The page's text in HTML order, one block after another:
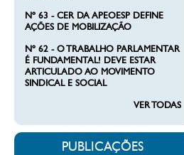
Nº 63 - CER DA APEOESP DEFINE
AÇÕES DE MOBILIZAÇÃO
Nº 62 - O TRABALHO PARLAMENTAR
É FUNDAMENTAL! DEVE ESTAR
ARTICULADO AO MOVIMENTO
SINDICAL E SOCIAL
VER TODAS
PUBLICAÇÕES